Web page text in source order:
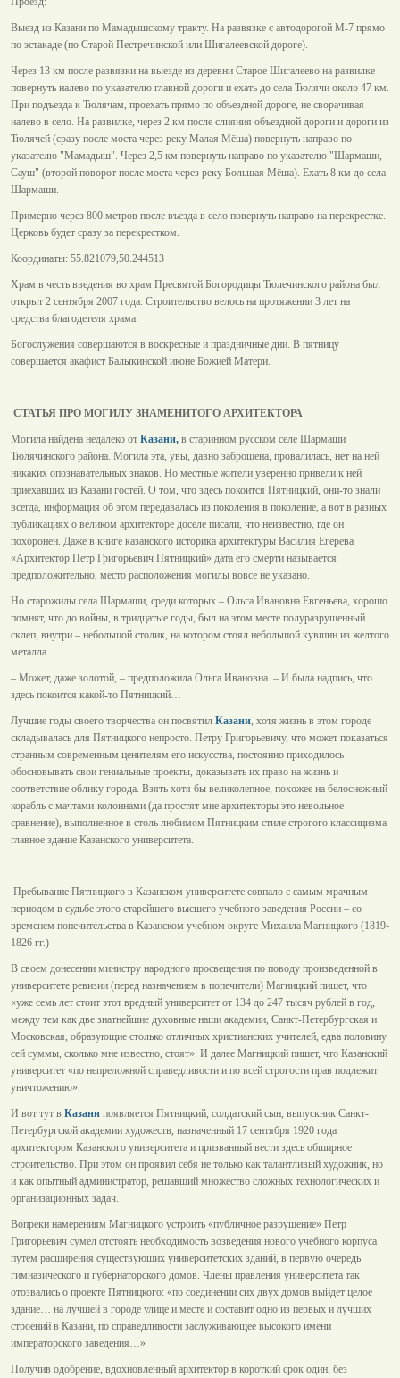
Выезд из Казани по Мамадышскому тракту. На развязке с автодорогой М-7 прямо
по эстакаде (по Старой Пестречинской или Шигалеевской дороге).
Через 13 км после развязки на выезде из деревни Старое Шигалеево на развилке
повернуть налево по указателю главной дороги и ехать до села Тюлячи около 47 км.
При подъезда к Тюлячам, проехать прямо по объездной дороге, не сворачивая
налево в село. На развилке, через 2 км после слияния объездной дороги и дороги из
Тюлячей (сразу после моста через реку Малая Мёша) повернуть направо по
указателю "Мамадыш". Через 2,5 км повернуть направо по указателю "Шармаши,
Сауш" (второй поворот после моста через реку Большая Мёша). Ехать 8 км до села
Шармаши.
Примерно через 800 метров после въезда в село повернуть направо на перекрестке.
Церковь будет сразу за перекрестком.
Координаты: 55.821079,50.244513
Храм в честь введения во храм Пресвятой Богородицы Тюлечинского района был
открыт 2 сентября 2007 года. Строительство велось на протяжении 3 лет на
средства благодетеля храма.
Богослужения совершаются в воскресные и праздничные дни. В пятницу
совершается акафист Балыкинской иконе Божией Матери.
СТАТЬЯ ПРО МОГИЛУ ЗНАМЕНИТОГО АРХИТЕКТОРА
Могила найдена недалеко от Казани, в старинном русском селе Шармаши
Тюлячинского района. Могила эта, увы, давно заброшена, провалилась, нет на ней
никаких опознавательных знаков. Но местные жители уверенно привели к ней
приехавших из Казани гостей. О том, что здесь покоится Пятницкий, они-то знали
всегда, информация об этом передавалась из поколения в поколение, а вот в разных
публикациях о великом архитекторе доселе писали, что неизвестно, где он
похоронен. Даже в книге казанского историка архитектуры Василия Егерева
«Архитектор Петр Григорьевич Пятницкий» дата его смерти называется
предположительно, место расположения могилы вовсе не указано.
Но старожилы села Шармаши, среди которых – Ольга Ивановна Евгеньева, хорошо
помнят, что до войны, в тридцатые годы, был на этом месте полуразрушенный
склеп, внутри – небольшой столик, на котором стоял небольшой кувшин из желтого
металла.
– Может, даже золотой, – предположила Ольга Ивановна. – И была надпись, что
здесь покоится какой-то Пятницкий…
Лучшие годы своего творчества он посвятил Казани, хотя жизнь в этом городе
складывалась для Пятницкого непросто. Петру Григорьевичу, что может показаться
странным современным ценителям его искусства, постоянно приходилось
обосновывать свои гениальные проекты, доказывать их право на жизнь и
соответствие облику города. Взять хотя бы великолепное, похожее на белоснежный
корабль с мачтами-колоннами (да простят мне архитекторы это невольное
сравнение), выполненное в столь любимом Пятницким стиле строгого классицизма
главное здание Казанского университета.
Пребывание Пятницкого в Казанском университете совпало с самым мрачным
периодом в судьбе этого старейшего высшего учебного заведения России – со
временем попечительства в Казанском учебном округе Михаила Магницкого (1819-
1826 гг.)
В своем донесении министру народного просвещения по поводу произведенной в
университете ревизии (перед назначением в попечители) Магницкий пишет, что
«уже семь лет стоит этот вредный университет от 134 до 247 тысяч рублей в год,
между тем как две знатнейшие духовные наши академии, Санкт-Петербургская и
Московская, образующие столько отличных христианских учителей, едва половину
сей суммы, сколько мне известно, стоят». И далее Магницкий пишет, что Казанский
университет «по непреложной справедливости и по всей строгости прав подлежит
уничтожению».
И вот тут в Казани появляется Пятницкий, солдатский сын, выпускник Санкт-
Петербургской академии художеств, назначенный 17 сентября 1920 года
архитектором Казанского университета и призванный вести здесь обширное
строительство. При этом он проявил себя не только как талантливый художник, но
и как опытный администратор, решавший множество сложных технологических и
организационных задач.
Вопреки намерениям Магницкого устроить «публичное разрушение» Петр
Григорьевич сумел отстоять необходимость возведения нового учебного корпуса
путем расширения существующих университетских зданий, в первую очередь
гимназического и губернаторского домов. Члены правления университета так
отозвались о проекте Пятницкого: «по соединении сих двух домов выйдет целое
здание… на лучшей в городе улице и месте и составит одно из первых и лучших
строений в Казани, по справедливости заслуживающее высокого имени
императорского заведения…»
Получив одобрение, вдохновленный архитектор в короткий срок один, без